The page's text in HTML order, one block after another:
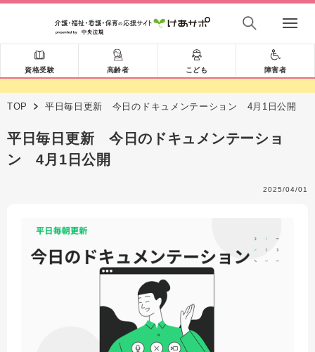
資格受験 高齢者 こども 障害者
TOP 平日毎日更新 今日のドキュメンテーション 4月1日公開
平日毎日更新 今日のドキュメンテーショ
ン 4月1日公開
2025/04/01